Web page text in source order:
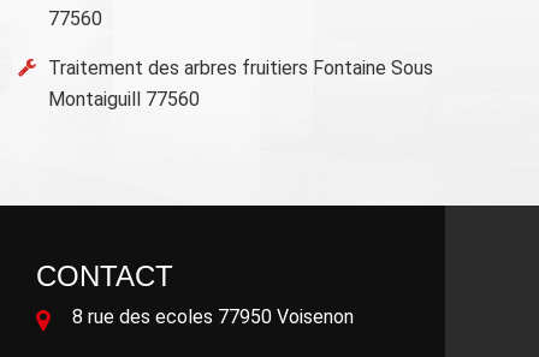
77560
Traitement des arbres fruitiers Fontaine Sous
Montaiguill 77560
CONTACT
8 rue des ecoles 77950 Voisenon